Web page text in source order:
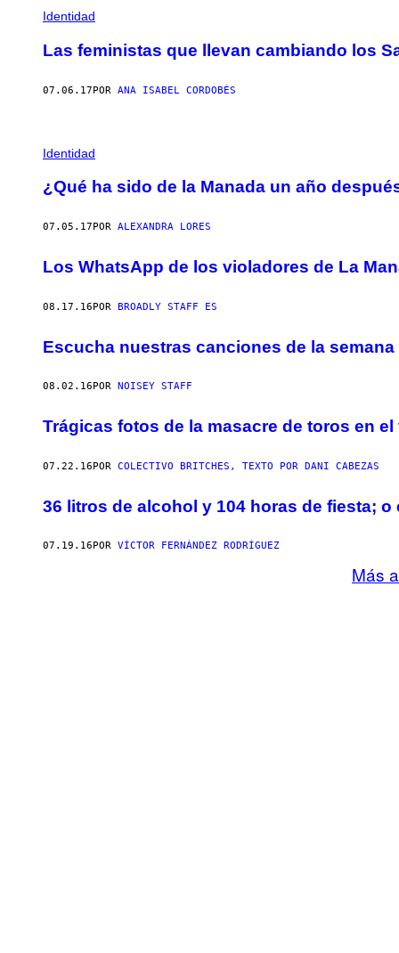
Identidad
Las feministas que llevan cambiando los
07.06.17POR ANA ISABEL CORDOBÉS
Identidad
¿Qué ha sido de la Manada un año
07.05.17 POR ALEXANDRA LORES
Los WhatsApp de los violadores de La
08.17.16POR BROADLY STAFF ES
Escucha nuestras canciones de la
08.02.16 POR NOISEY STAFF
Trágicas fotos de la masacre de toros en
07.22.16POR COLECTIVO BRITCHES, TEXTO POR DANI CABEZAS
36 litros de alcohol y 104 horas de fiesta;
07.19.16 POR VÍCTOR FERNÁNDEZ RODRÍGUEZ
Más